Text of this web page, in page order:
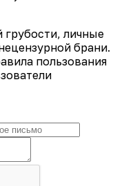
личные
брани.
пользования